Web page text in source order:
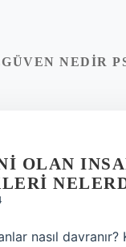
NEDIR
OLAN
nasıl davranır?